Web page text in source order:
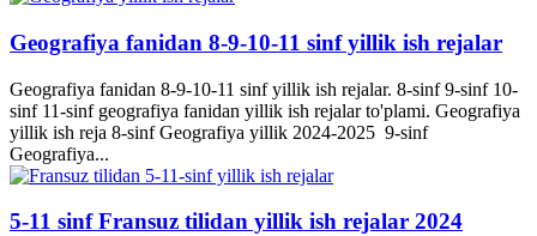
Geografiya fanidan 8-9-10-11 sinf yillik ish rejalar
Geografiya fanidan 8-9-10-11 sinf yillik ish rejalar. 8-sinf 9-sinf 10-
sinf 11-sinf geografiya fanidan yillik ish rejalar to'plami. Geografiya
yillik ish reja 8-sinf Geografiya yillik 2024-2025 9-sinf
Geografiya...
5-11 sinf Fransuz tilidan yillik ish rejalar 2024